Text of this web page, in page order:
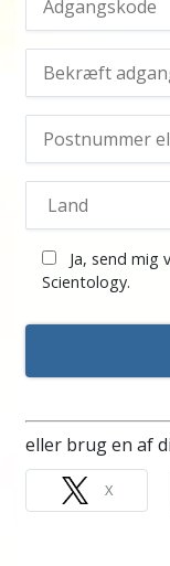
Ja, send mig
Scientology.
eller brug en af
X